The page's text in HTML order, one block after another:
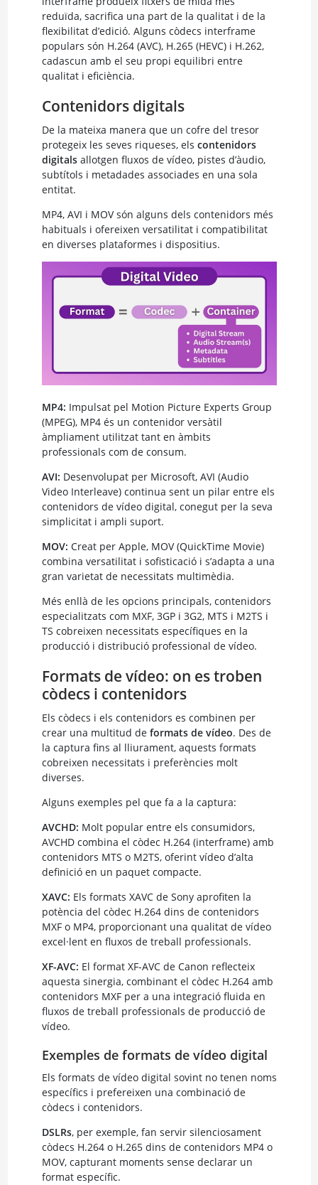
reduïda, sacrifica una part de la qualitat i de la
flexibilitat d’edició. Alguns còdecs interframe
populars són H.264 (AVC), H.265 (HEVC) i H.262,
cadascun amb el seu propi equilibri entre
qualitat i eficiència.
Contenidors digitals
De la mateixa manera que un cofre del tresor
protegeix les seves riqueses, els contenidors
digitalsallotgen fluxos de vídeo, pistes d’àudio,
subtítols i metadades associades en una sola
entitat.
MP4, AVI i MOV són alguns dels contenidors més
habituals i ofereixen versatilitat i compatibilitat
en diverses plataformes i dispositius.
MP4: Impulsat pel Motion Picture Experts Group
(MPEG), MP4 és un contenidor versàtil
àmpliament utilitzat tant en àmbits
professionals com de consum.
AVI: Desenvolupat per Microsoft, AVI (Audio
Video Interleave) continua sent un pilar entre els
contenidors de vídeo digital, conegut per la seva
simplicitat i ampli suport.
MOV: Creat per Apple, MOV (QuickTime Movie)
combina versatilitat i sofisticació i s’adapta a una
gran varietat de necessitats multimèdia.
Més enllà de les opcions principals, contenidors
especialitzats com MXF, 3GP i 3G2, MTS i M2TS i
TS cobreixen necessitats específiques en la
producció i distribució professional de vídeo.
Formats de vídeo: on es troben
còdecs i contenidors
Els còdecs i els contenidors es combinen per
crear una multitud de formats de vídeo. Des de
la captura fins al lliurament, aquests formats
cobreixen necessitats i preferències molt
diverses.
Alguns exemples pel que fa a la captura:
AVCHD: Molt popular entre els consumidors,
AVCHD combina el còdec H.264 (interframe) amb
contenidors MTS o M2TS, oferint vídeo d’alta
definició en un paquet compacte.
XAVC: Els formats XAVC de Sony aprofiten la
potència del còdec H.264 dins de contenidors
MXF o MP4, proporcionant una qualitat de vídeo
excel·lent en fluxos de treball professionals.
XF-AVC: El format XF-AVC de Canon reflecteix
aquesta sinergia, combinant el còdec H.264 amb
contenidors MXF per a una integració fluida en
fluxos de treball professionals de producció de
vídeo.
Exemples de formats de vídeo digital
Els formats de vídeo digital sovint no tenen noms
específics i prefereixen una combinació de
còdecs i contenidors.
DSLRs, per exemple, fan servir silenciosament
còdecs H.264 o H.265 dins de contenidors MP4 o
MOV, capturant moments sense declarar un
format específic.